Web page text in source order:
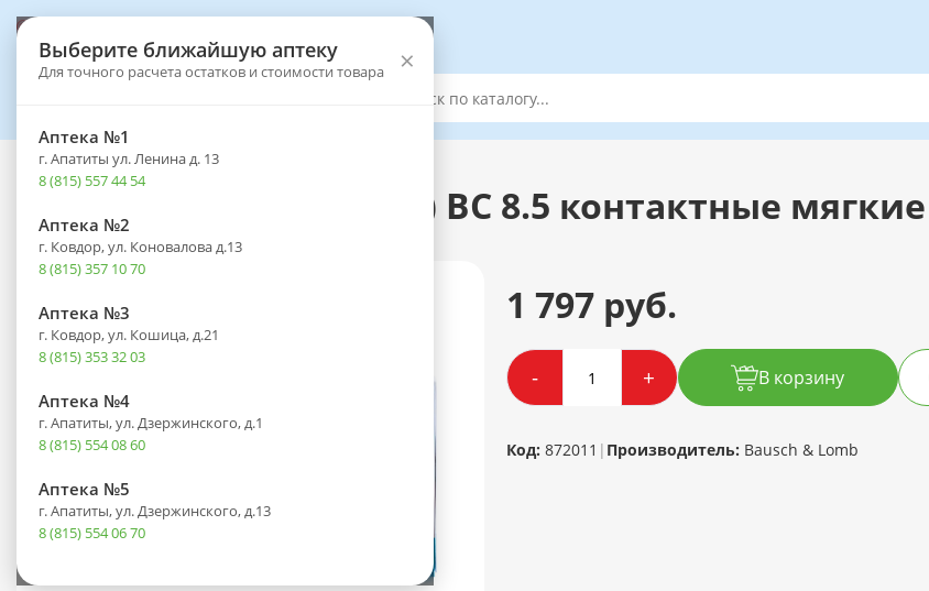
Выберите ближайшую аптеку
Для точного расчета остатков и стоимости товара ×
Аптека №1
г. Апатиты ул. Ленина д. 13
8 (815) 557 44 54
Аптека №2
г. Ковдор, ул. Коновалова д.13
8 (815) 357 10 70
Аптека №3
г. Ковдор, ул. Кошица, д.21
8 (815) 353 32 03
Аптека №4
г. Апатиты, ул. Дзержинского, д.1
8 (815) 554 08 60
Аптека №5
г. Апатиты, ул. Дзержинского, д.13
8 (815) 554 06 70
Каталог - Оптика - Контактные линзы
Линзы ULTRA (30 дней) BC 8.5 контактные
1 797 руб.
- + В корзину
Код: 872011 | Производитель: Bausch & Lomb